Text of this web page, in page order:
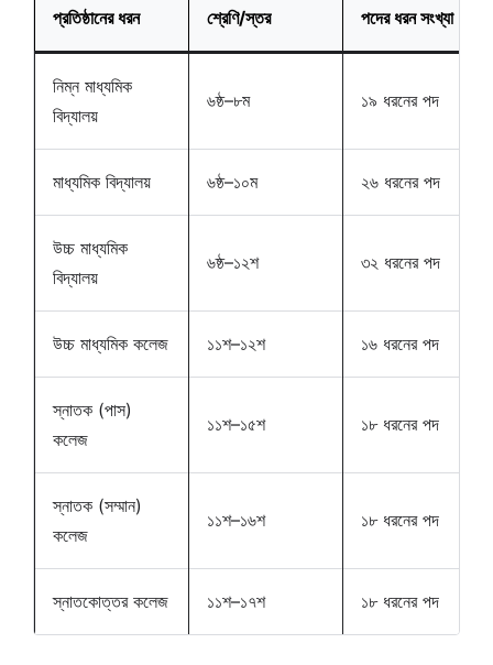
প্রতিষ্ঠানের ধরন শ্রেণি/স্তর পদের ধরন সংখ্যা
নিম্ন মাধ্যমিক
বিদ্যালয়
৬ষ্ঠ–৮ম ১৯ ধরনের পদ
মাধ্যমিক বিদ্যালয় ৬ষ্ঠ–১০ম ২৬ ধরনের পদ
উচ্চ মাধ্যমিক
বিদ্যালয়
৬ষ্ঠ–১২শ ৩২ ধরনের পদ
উচ্চ মাধ্যমিক কলেজ ১১শ–১২শ ১৬ ধরনের পদ
স্নাতক (পাস)
কলেজ
১১শ–১৫শ ১৮ ধরনের পদ
স্নাতক (সম্মান)
কলেজ
১১শ–১৬শ ১৮ ধরনের পদ
স্নাতকোত্তর কলেজ ১১শ–১৭শ ১৮ ধরনের পদ